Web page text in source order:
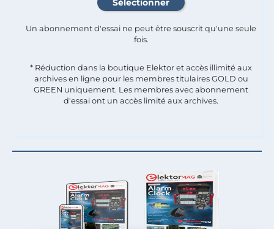
Un abonnement d'essai ne peut être souscrit qu'une seule
fois.​
* Réduction dans la boutique Elektor et accès illimité aux
archives en ligne pour les membres titulaires GOLD ou
GREEN uniquement. Les membres avec abonnement
d'essai ont un accès limité aux archives.